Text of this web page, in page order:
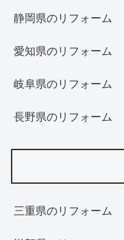
静岡県のリフォーム
愛知県のリフォーム
岐阜県のリフォーム
長野県のリフォーム
三重県のリフォーム